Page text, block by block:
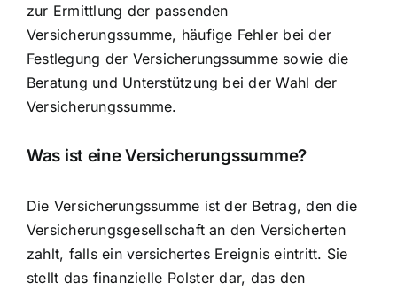
zur Ermittlung der passenden
Versicherungssumme, häufige Fehler bei der
Festlegung der Versicherungssumme sowie die
Beratung und Unterstützung bei der Wahl der
Versicherungssumme.
Was ist eine Versicherungssumme?
Die Versicherungssumme ist der Betrag, den die
Versicherungsgesellschaft an den Versicherten
zahlt, falls ein versichertes Ereignis eintritt. Sie
stellt das finanzielle Polster dar, das den